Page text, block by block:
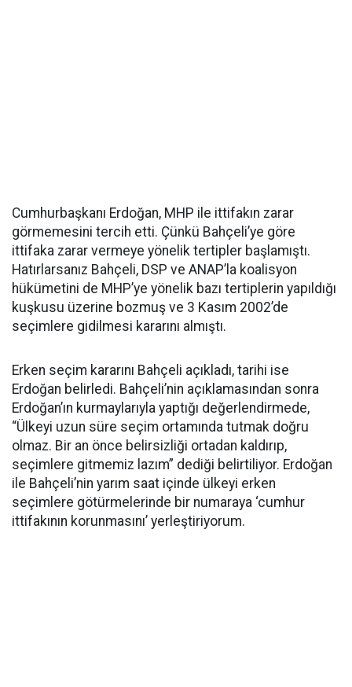
Cumhurbaşkanı Erdoğan, MHP ile ittifakın zarar
görmemesini tercih etti. Çünkü Bahçeli’ye göre
ittifaka zarar vermeye yönelik tertipler başlamıştı.
Hatırlarsanız Bahçeli, DSP ve ANAP’la koalisyon
hükümetini de MHP’ye yönelik bazı tertiplerin yapıldığı
kuşkusu üzerine bozmuş ve 3 Kasım 2002’de
seçimlere gidilmesi kararını almıştı.
Erken seçim kararını Bahçeli açıkladı, tarihi ise
Erdoğan belirledi. Bahçeli’nin açıklamasından sonra
Erdoğan’ın kurmaylarıyla yaptığı değerlendirmede,
“Ülkeyi uzun süre seçim ortamında tutmak doğru
olmaz. Bir an önce belirsizliği ortadan kaldırıp,
seçimlere gitmemiz lazım” dediği belirtiliyor. Erdoğan
ile Bahçeli’nin yarım saat içinde ülkeyi erken
seçimlere götürmelerinde bir numaraya ‘cumhur
ittifakının korunmasını’ yerleştiriyorum.